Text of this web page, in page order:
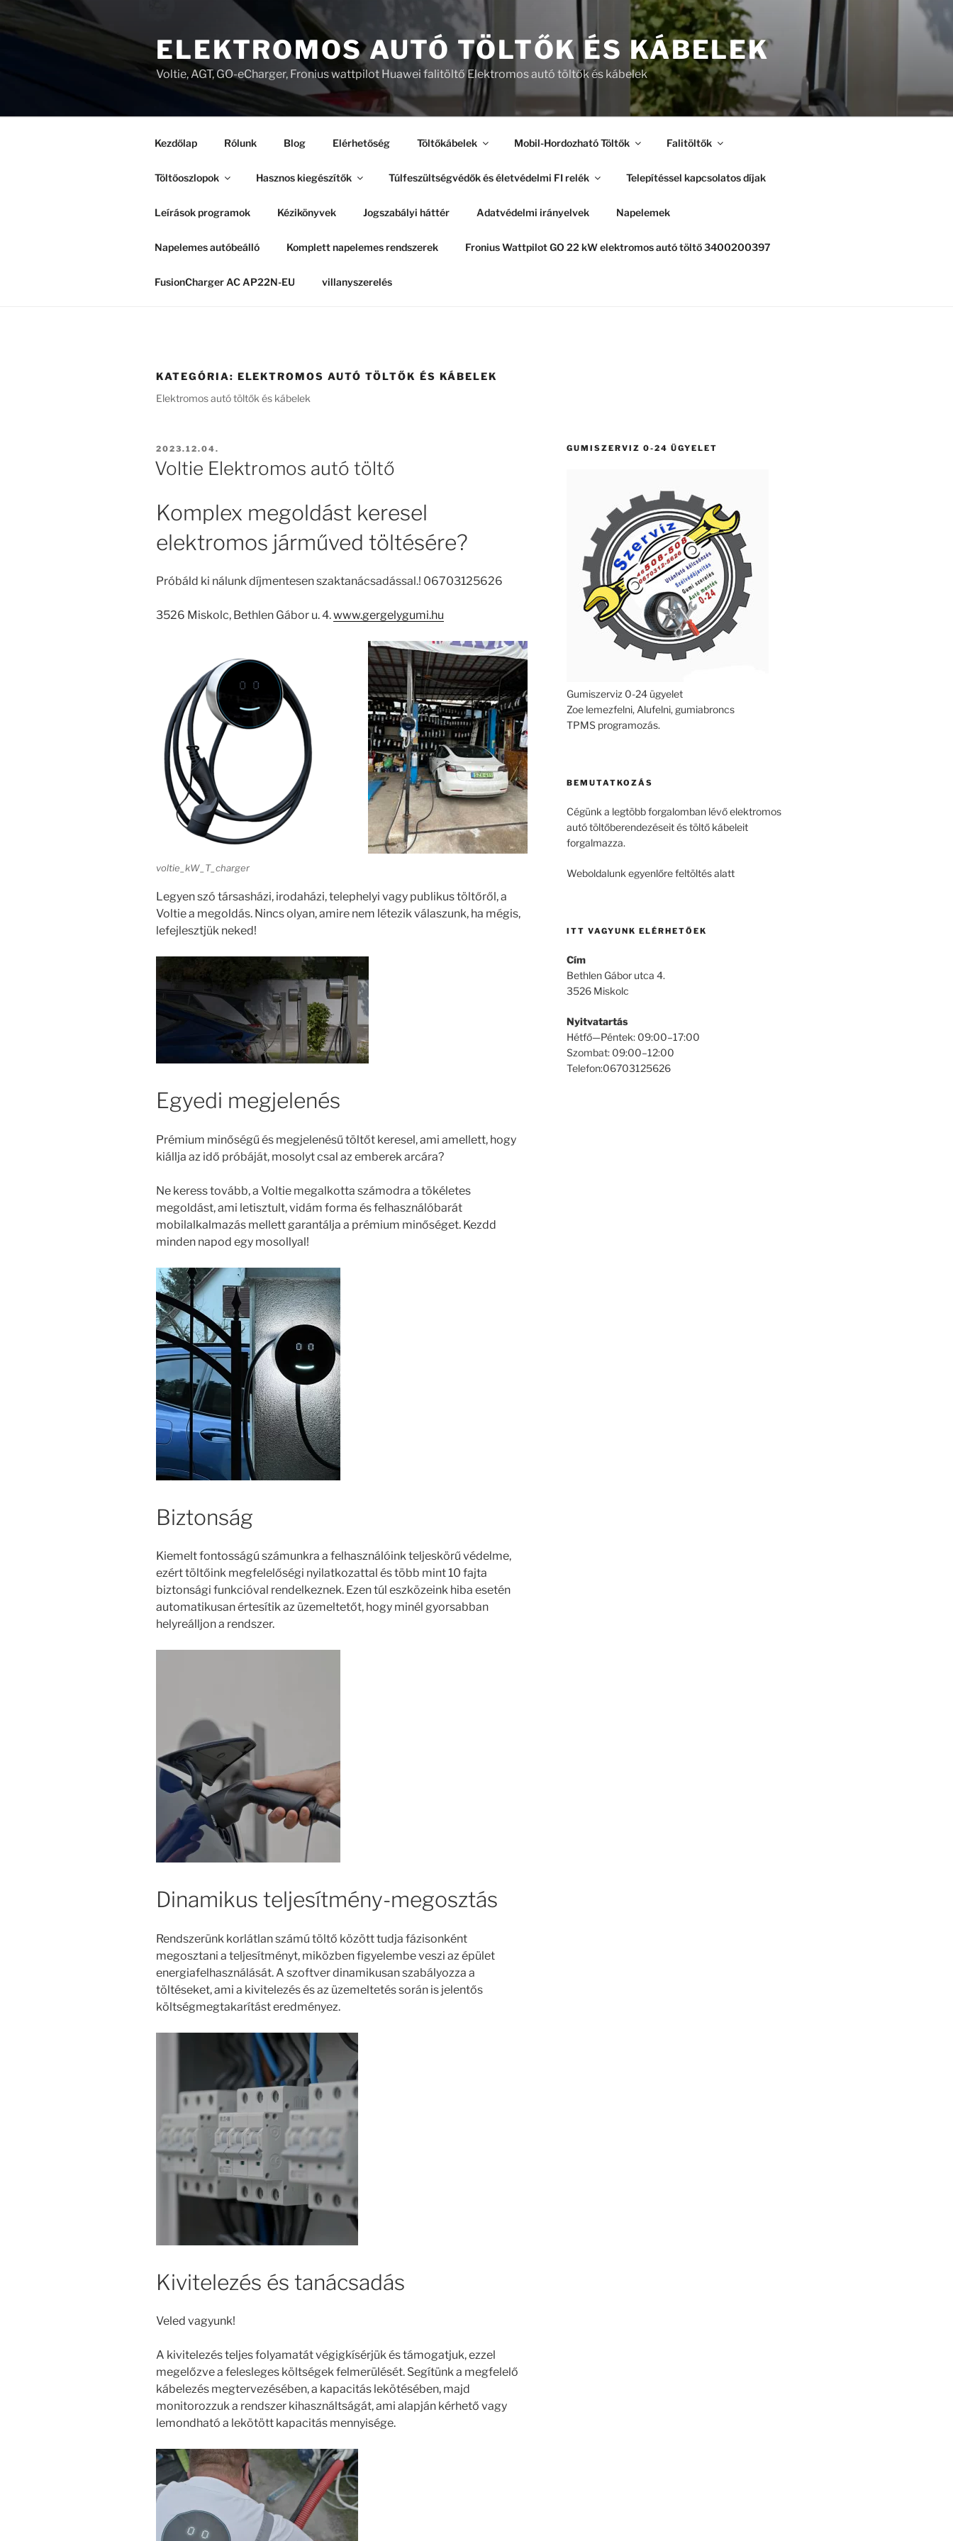
Tartalomhoz
ELEKTROMOS AUTÓ TÖLTŐK ÉS KÁBELEK
Voltie, AGT, GO-eCharger, Fronius wattpilot Huawei falitöltő Elektromos autó töltők és kábelek
Kezdőlap Rólunk Blog Elérhetőség Töltőkábelek Mobil-Hordozható Töltők Falitöltők
Töltőoszlopok Hasznos kiegészítők Túlfeszültségvédők és életvédelmi FI relék Telepítéssel kapcsolatos díjak
Leírások programok Kézikönyvek Jogszabályi háttér Adatvédelmi irányelvek Napelemek
Napelemes autóbeálló Komplett napelemes rendszerek Fronius Wattpilot GO 22 kW elektromos autó töltő 3400200397
FusionCharger AC AP22N-EU villanyszerelés
KATEGÓRIA: ELEKTROMOS AUTÓ TÖLTŐK ÉS KÁBELEK
Elektromos autó töltők és kábelek
BEKÜLDVE:
2023.12.04.
Voltie Elektromos autó töltő
Komplex megoldást keresel
elektromos járműved töltésére?
Próbáld ki nálunk díjmentesen szaktanácsadással.! 06703125626
3526 Miskolc, Bethlen Gábor u. 4.www.gergelygumi.hu
voltie_kW_T_charger
Legyen szó társasházi, irodaházi, telephelyi vagy publikus töltőről, a
Voltie a megoldás. Nincs olyan, amire nem létezik válaszunk, ha mégis,
lefejlesztjük neked!
Egyedi megjelenés
Prémium minőségű és megjelenésű töltőt keresel, ami amellett, hogy
kiállja az idő próbáját, mosolyt csal az emberek arcára?
Ne keress tovább, a Voltie megalkotta számodra a tökéletes
megoldást, ami letisztult, vidám forma és felhasználóbarát
mobilalkalmazás mellett garantálja a prémium minőséget. Kezdd
minden napod egy mosollyal!
Biztonság
Kiemelt fontosságú számunkra a felhasználóink teljeskörű védelme,
ezért töltőink megfelelőségi nyilatkozattal és több mint 10 fajta
biztonsági funkcióval rendelkeznek. Ezen túl eszközeink hiba esetén
automatikusan értesítik az üzemeltetőt, hogy minél gyorsabban
helyreálljon a rendszer.
Dinamikus teljesítmény-megosztás
Rendszerünk korlátlan számú töltő között tudja fázisonként
megosztani a teljesítményt, miközben figyelembe veszi az épület
energiafelhasználását. A szoftver dinamikusan szabályozza a
töltéseket, ami a kivitelezés és az üzemeltetés során is jelentős
költségmegtakarítást eredményez.
Kivitelezés és tanácsadás
Veled vagyunk!
A kivitelezés teljes folyamatát végigkísérjük és támogatjuk, ezzel
megelőzve a felesleges költségek felmerülését. Segítünk a megfelelő
kábelezés megtervezésében, a kapacitás lekötésében, majd
monitorozzuk a rendszer kihasználtságát, ami alapján kérhető vagy
lemondható a lekötött kapacitás mennyisége.
GUMISZERVIZ 0-24 ÜGYELET
Gumiszerviz 0-24 ügyelet
Zoe lemezfelni, Alufelni, gumiabroncs
TPMS programozás.
BEMUTATKOZÁS
Cégünk a legtöbb forgalomban lévő elektromos
autó töltőberendezéseit és töltő kábeleit
forgalmazza.
Weboldalunk egyenlőre feltöltés alatt
ITT VAGYUNK ELÉRHETŐEK
Cím
Bethlen Gábor utca 4.
3526 Miskolc
Nyitvatartás
Hétfő—Péntek: 09:00–17:00
Szombat: 09:00–12:00
Telefon:06703125626